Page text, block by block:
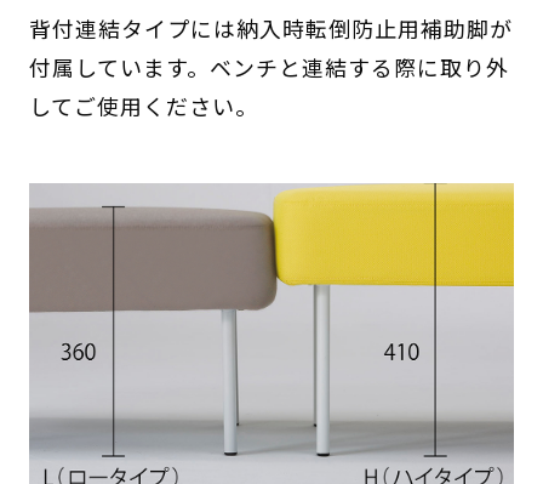
背付連結タイプには納入時転倒防止用補助脚が
付属しています。ベンチと連結する際に取り外
してご使用ください。